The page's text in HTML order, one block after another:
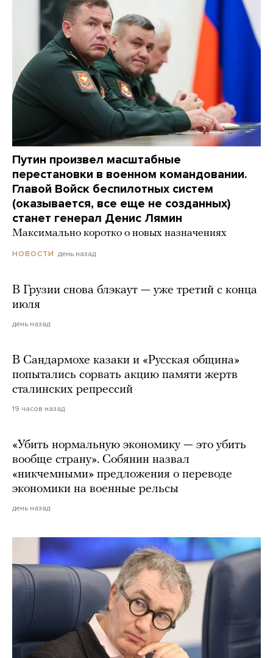
Путин произвел масштабные
перестановки в военном командовании.
Главой Войск беспилотных систем
(оказывается, все еще не созданных)
станет генерал Денис Лямин
Максимально коротко о новых назначениях
НОВОСТИ день назад
В Грузии снова блэкаут — уже третий с конца
июля
день назад
В Сандармохе казаки и «Русская община»
попытались сорвать акцию памяти жертв
сталинских репрессий
19 часов назад
«Убить нормальную экономику — это убить
вообще страну». Собянин назвал
«никчемными» предложения о переводе
экономики на военные рельсы
день назад